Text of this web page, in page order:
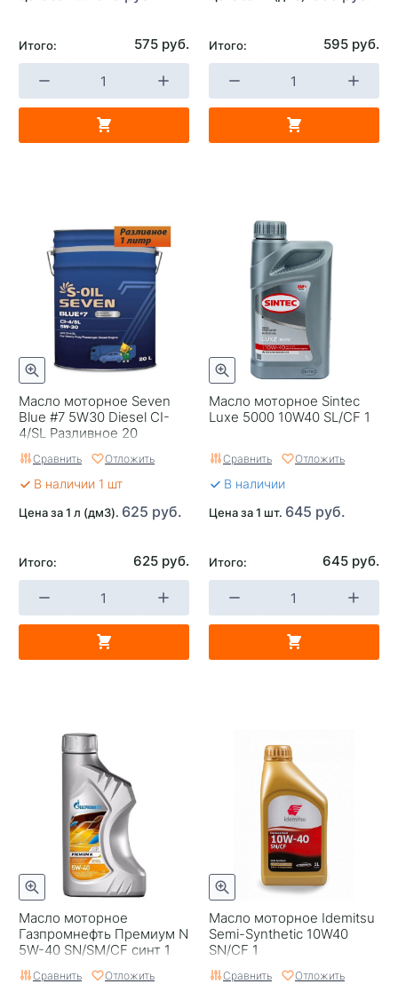
Итого: 575 руб. Итого: 595 руб.
Масло моторное Seven
Blue #7 5W30 Diesel CI-
4/SL Разливное 20
Сравнить Отложить
В наличии 1 шт
Цена за 1 л (дм3). 625 руб.
Итого: 625 руб.
Масло моторное Sintec
Luxe 5000 10W40 SL/CF 1
Сравнить Отложить
В наличии
Цена за 1 шт. 645 руб.
Итого: 645 руб.
Масло моторное
Газпромнефть Премиум N
5W-40 SN/SM/CF синт 1
Россия
Сравнить Отложить
Масло моторное Idemitsu
Semi-Synthetic 10W40
SN/CF 1
Сравнить Отложить